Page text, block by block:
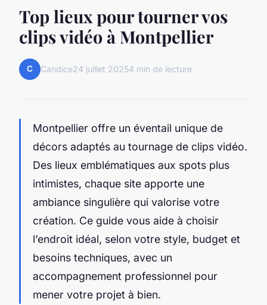
Top lieux pour tourner vos
clips vidéo à Montpellier
C Candice24 juillet 20254 min de lecture
Montpellier offre un éventail unique de
décors adaptés au tournage de clips vidéo.
Des lieux emblématiques aux spots plus
intimistes, chaque site apporte une
ambiance singulière qui valorise votre
création. Ce guide vous aide à choisir
l’endroit idéal, selon votre style, budget et
besoins techniques, avec un
accompagnement professionnel pour
mener votre projet à bien.